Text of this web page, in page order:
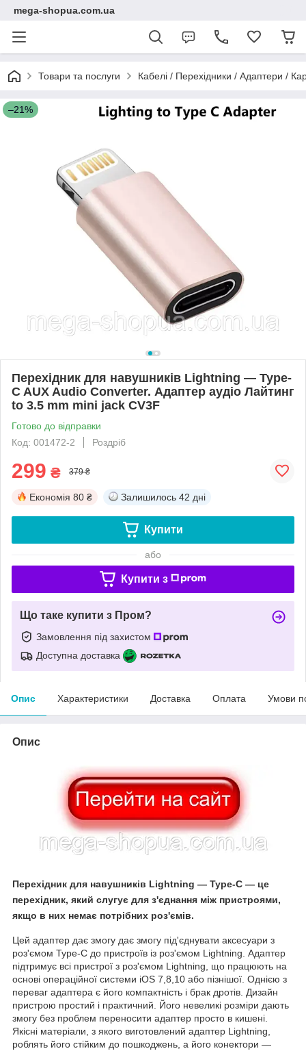
mega-shopua.com.ua
Товари та послуги Кабелі / Перехідники / Адаптери /
–21%
Перехідник для навушників Lightning — Type-
C AUX Audio Converter. Адаптер аудіо Лайтинг
to 3.5 mm mini jack CV3F
Готово до відправки
Код: 001472-2
Роздріб
299 ₴ 379 ₴
Економія 80 ₴ Залишилось 42 дні
Купити
або
Купити з
Що таке купити з Пром?
Замовлення під захистом
Доступна доставка
Опис Характеристики Доставка Оплата Умови
Опис
Перехідник для навушників Lightning — Type-C — це
перехідник, який слугує для з'єднання між пристроями,
якщо в них немає потрібних роз'ємів.
Цей адаптер дає змогу дає змогу під'єднувати аксесуари з
роз'ємом Type-C до пристроїв із роз'ємом Lightning. Адаптер
підтримує всі пристрої з роз'ємом Lightning, що працюють на
основі операційної системи iOS 7,8,10 або пізнішої. Однією з
переваг адаптера є його компактність і брак дротів. Дизайн
пристрою простий і практичний. Його невеликі розміри дають
змогу без проблем переносити адаптер просто в кишені.
Якісні матеріали, з якого виготовлений адаптер Lightning,
роблять його стійким до пошкоджень, а його конектори —